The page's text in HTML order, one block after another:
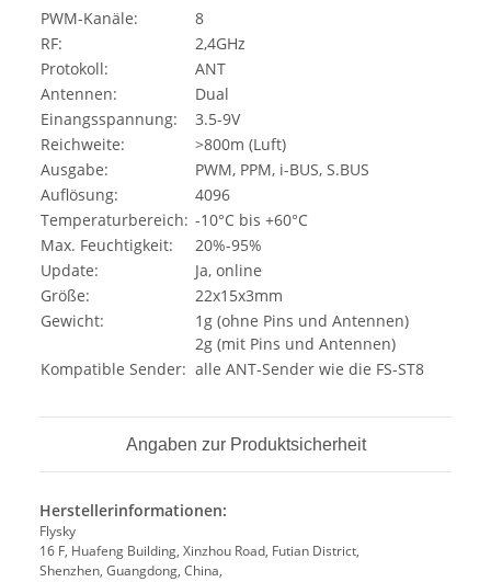
PWM-Kanäle:
8
RF:
2,4GHz
Protokoll:
ANT
Antennen:
Dual
Einangsspannung:
3.5-9V
Reichweite:
>800m (Luft)
Ausgabe:
PWM, PPM, i-BUS, S.BUS
Auflösung:
4096
Temperaturbereich: -10°C bis +60°C
Max. Feuchtigkeit:
20%-95%
Update:
Ja, online
Größe:
22x15x3mm
Gewicht:
1g (ohne Pins und Antennen)
2g (mit Pins und Antennen)
Kompatible Sender: alle ANT-Sender wie die FS-ST8
Angaben zur Produktsicherheit
Herstellerinformationen:
Flysky
16 F, Huafeng Building, Xinzhou Road, Futian District,
Shenzhen, Guangdong, China,